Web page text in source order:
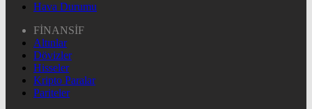
Hava Durumu
FİNANSİF
Altınlar
Dövizler
Hisseler
Kripto Paralar
Pariteler